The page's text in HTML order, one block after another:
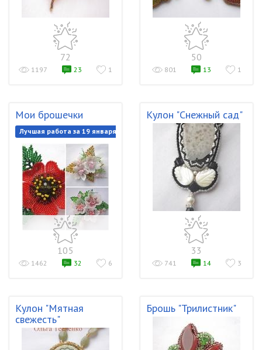
72
1197 23 1
50
801 13 1
Мои брошечки
Лучшая работа за 19 января 2018
105
1462 32 6
Кулон "Снежный сад"
33
741 14 3
Кулон "Мятная
свежесть"
Брошь "Трилистник"